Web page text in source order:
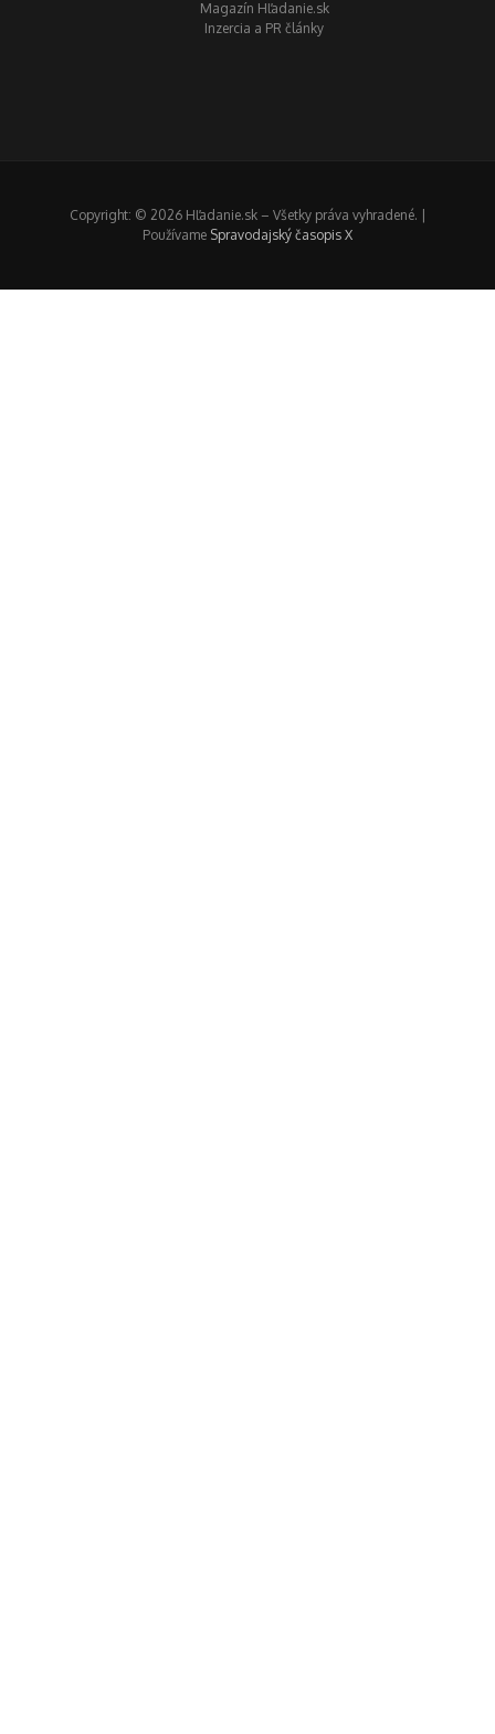
Magazín Hľadanie.sk
Inzercia a PR články
Copyright: © 2026 Hľadanie.sk – Všetky práva vyhradené. |
Používame Spravodajský časopis X